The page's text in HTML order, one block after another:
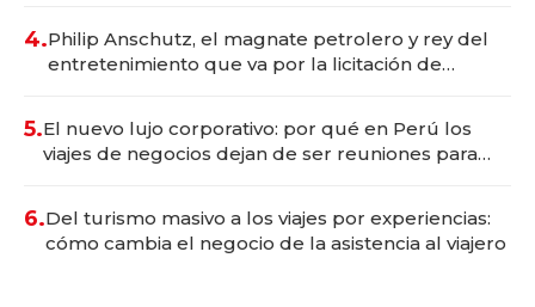
4.Philip Anschutz, el magnate petrolero y rey del
entretenimiento que va por la licitación de
5.El nuevo lujo corporativo: por qué en Perú los
viajes de negocios dejan de ser reuniones para
6.Del turismo masivo a los viajes por experiencias:
cómo cambia el negocio de la asistencia al viajero